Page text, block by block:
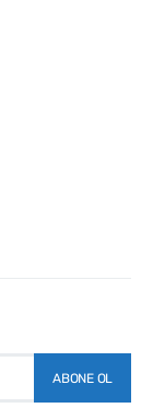
ABONE OL